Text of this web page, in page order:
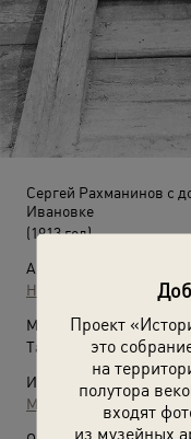
Проект
это
на
полутора
входят
из музейных
Сергей Рахманинов с
Ивановке
(1913 год)
Автор:
Неизвестный автор
Место съемки:
Тамбовская губ.,
Источники:
Музей музыки